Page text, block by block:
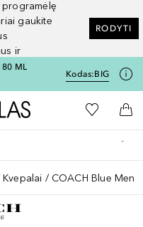
gaukite
ir
RODYTI
80 ML
Kodas:BIG
Į Douglas pagrindinį
Į mano
Į
Kvepalai COACH Blue Men